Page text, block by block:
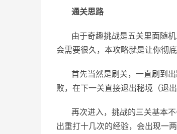
通关思路
由于奇趣挑战是五关里面随
会需要很久，本攻略就是让你彻
首先当然是刷关，一直刷到
败，在下一关直接退出秘境（退
再次进入，挑战的三关基本
出重打十几次的经验，会出现一